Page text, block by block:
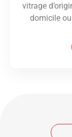
vitrage
domicile